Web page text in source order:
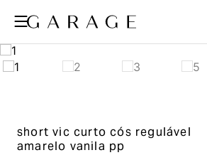
short vic curto cós regulável
amarelo vanila pp